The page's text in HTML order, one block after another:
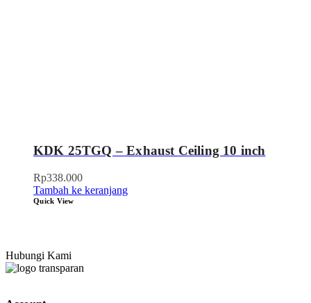
KDK 25TGQ – Exhaust Ceiling 10 inch
Rp338.000
Tambah ke keranjang
Quick View
Hubungi Kami